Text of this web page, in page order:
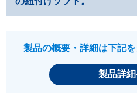
製品の概要・詳細は下記
製品詳